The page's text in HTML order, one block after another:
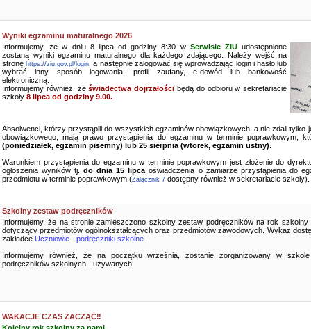
Wyniki egzaminu maturalnego 2026
Informujemy, że w dniu 8 lipca od godziny 8:30 w Serwisie ZIU udostępnione
zostaną wyniki egzaminu maturalnego dla każdego zdającego. Należy wejść na
stronęhttps://ziu.gov.pl/login, a następnie zalogować się wprowadzając login i hasło lub
wybrać inny sposób logowania: profil zaufany, e-dowód lub bankowość
elektroniczną.
Informujemy również, żeświadectwa dojrzałości będą do odbioru w sekretariacie
szkoły 8 lipca od godziny 9.00.
Absolwenci, którzy przystąpili do wszystkich egzaminów obowiązkowych, a nie zdali tylko
obowiązkowego, mają prawo przystąpienia do egzaminu w terminie poprawkowym,
(poniedziałek, egzamin pisemny) lub 25 sierpnia (wtorek, egzamin ustny)
Warunkiem przystąpienia do egzaminu w terminie poprawkowym jest złożenie do
ogłoszenia wyników tj.do dnia 15 lipca oświadczenia o zamiarze przystąpienia do
przedmiotu w terminie poprawkowym (Załącznik 7 dostępny również w sekretariacie szkoły).
Szkolny zestaw podręczników
Informujemy, że na stronie zamieszczono szkolny zestaw podręczników na rok szkolny
dotyczący przedmiotów ogólnokształcących oraz przedmiotów zawodowych. Wykaz
zakładce Uczniowie - podręczniki szkolne
Informujemy również, że na początku września, zostanie zorganizowany w
podręczników szkolnych - używanych.
WAKACJE CZAS ZACZĄĆ‼️